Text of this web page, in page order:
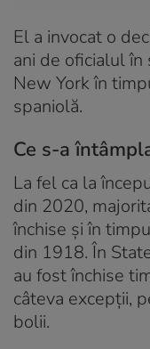
El a invocat o
ani de oficialul
New York în
spaniolă.
Ce s-a
La fel ca la
din 2020,
închise și în
din 1918. În
au fost închise
câteva excepții,
bolii.